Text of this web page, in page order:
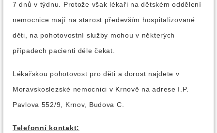
7 dnů v týdnu. Protože však lékaři na dětském oddělení
nemocnice mají na starost především hospitalizované
děti, na pohotovostní služby mohou v některých
případech pacienti déle čekat.
Lékařskou pohotovost pro děti a dorost najdete v
Moravskoslezské nemocnici v Krnově na adrese I.P.
Pavlova 552/9, Krnov, Budova C.
Telefonní kontakt: